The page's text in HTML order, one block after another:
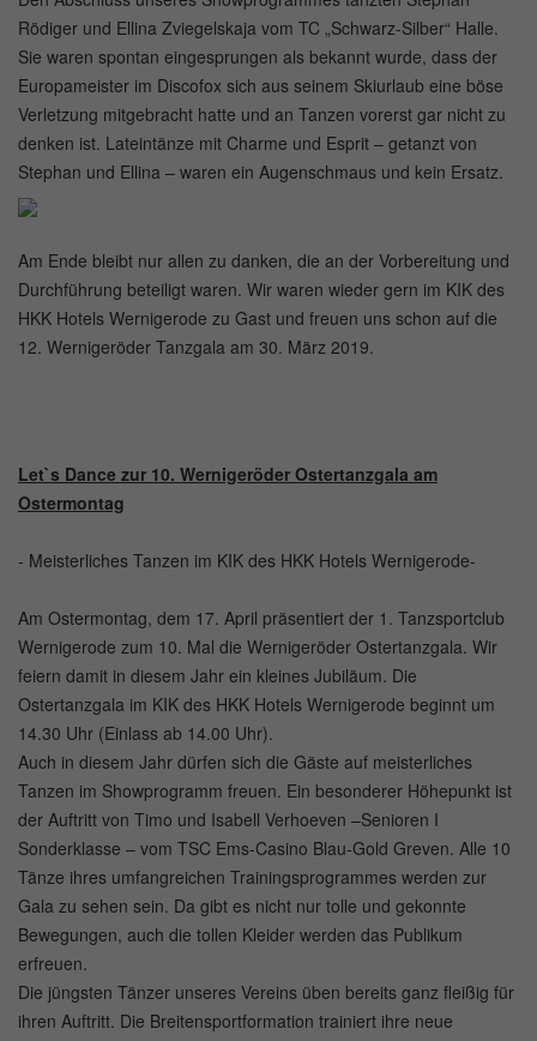
Rödiger und Ellina Zviegelskaja vom TC „Schwarz-Silber“ Halle.
Sie waren spontan eingesprungen als bekannt wurde, dass der
Europameister im Discofox sich aus seinem Skiurlaub eine böse
Verletzung mitgebracht hatte und an Tanzen vorerst gar nicht zu
denken ist. Lateintänze mit Charme und Esprit – getanzt von
Stephan und Ellina – waren ein Augenschmaus und kein Ersatz.
Am Ende bleibt nur allen zu danken, die an der Vorbereitung und
Durchführung beteiligt waren. Wir waren wieder gern im KIK des
HKK Hotels Wernigerode zu Gast und freuen uns schon auf die
12. Wernigeröder Tanzgala am 30. März 2019.
Let`s Dance zur 10. Wernigeröder Ostertanzgala am
Ostermontag
- Meisterliches Tanzen im KIK des HKK Hotels Wernigerode-
Am Ostermontag, dem 17. April präsentiert der 1. Tanzsportclub
Wernigerode zum 10. Mal die Wernigeröder Ostertanzgala. Wir
feiern damit in diesem Jahr ein kleines Jubiläum. Die
Ostertanzgala im KIK des HKK Hotels Wernigerode beginnt um
14.30 Uhr (Einlass ab 14.00 Uhr).
Auch in diesem Jahr dürfen sich die Gäste auf meisterliches
Tanzen im Showprogramm freuen. Ein besonderer Höhepunkt ist
der Auftritt von Timo und Isabell Verhoeven –Senioren I
Sonderklasse – vom TSC Ems-Casino Blau-Gold Greven. Alle 10
Tänze ihres umfangreichen Trainingsprogrammes werden zur
Gala zu sehen sein. Da gibt es nicht nur tolle und gekonnte
Bewegungen, auch die tollen Kleider werden das Publikum
erfreuen.
Die jüngsten Tänzer unseres Vereins üben bereits ganz fleißig für
ihren Auftritt. Die Breitensportformation trainiert ihre neue